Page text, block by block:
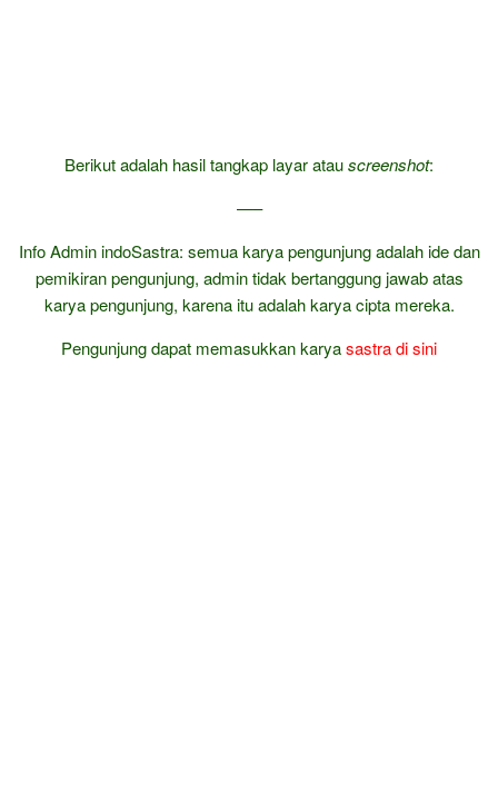
Berikut adalah hasil tangkap layar atauscreenshot:
—–
Info Admin indoSastra: semua karya pengunjung adalah ide dan
pemikiran pengunjung, admin tidak bertanggung jawab atas
karya pengunjung, karena itu adalah karya cipta mereka.
Pengunjung dapat memasukkan karyasastradi sini